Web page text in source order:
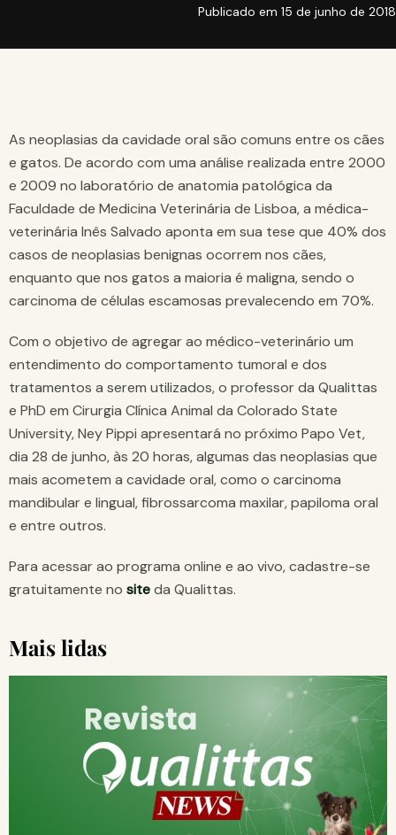
Publicado em 15 de junho de 2018
As neoplasias da cavidade oral são comuns entre os cães
e gatos. De acordo com uma análise realizada entre 2000
e 2009 no laboratório de anatomia patológica da
Faculdade de Medicina Veterinária de Lisboa, a médica-
veterinária Inês Salvado aponta em sua tese que 40% dos
casos de neoplasias benignas ocorrem nos cães,
enquanto que nos gatos a maioria é maligna, sendo o
carcinoma de células escamosas prevalecendo em 70%.
Com o objetivo de agregar ao médico-veterinário um
entendimento do comportamento tumoral e dos
tratamentos a serem utilizados, o professor da Qualittas
e PhD em Cirurgia Clínica Animal da Colorado State
University, Ney Pippi apresentará no próximo Papo Vet,
dia 28 de junho, às 20 horas, algumas das neoplasias que
mais acometem a cavidade oral, como o carcinoma
mandibular e lingual, fibrossarcoma maxilar, papiloma oral
e entre outros.
Para acessar ao programa online e ao vivo, cadastre-se
gratuitamente no siteda Qualittas.
Mais lidas